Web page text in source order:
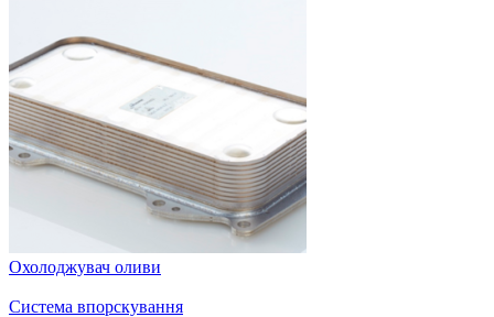
Охолоджувач оливи
Система впорскування